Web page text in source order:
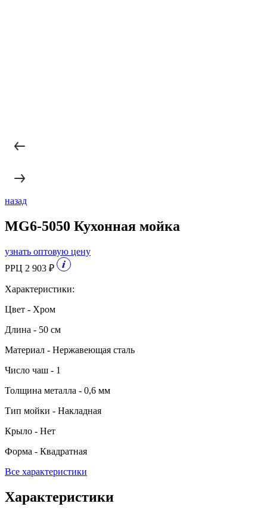
назад
MG6-5050 Кухонная мойка
узнать оптовую цену
РРЦ 2 903 ₽
Характеристики:
Цвет - Хром
Длина - 50 см
Материал - Нержавеющая сталь
Число чаш - 1
Толщина металла - 0,6 мм
Тип мойки - Накладная
Крыло - Нет
Форма - Квадратная
Все характеристики
Характеристики